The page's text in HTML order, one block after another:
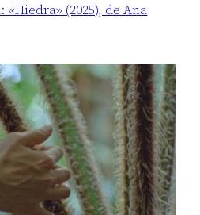
«Hiedra» (2025), de Ana